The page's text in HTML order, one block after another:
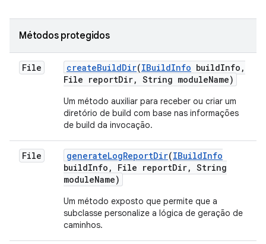
Métodos protegidos
File createBuildDir(IBuildInfo buildInfo ,
File reportDir, String moduleName)
Um método auxiliar para receber ou criar um
diretório de build com base nas informações
de build da invocação.
File generateLogReportDir(IBuildInfo
buildInfo , File reportDir, String
moduleName)
Um método exposto que permite que a
subclasse personalize a lógica de geração de
caminhos.